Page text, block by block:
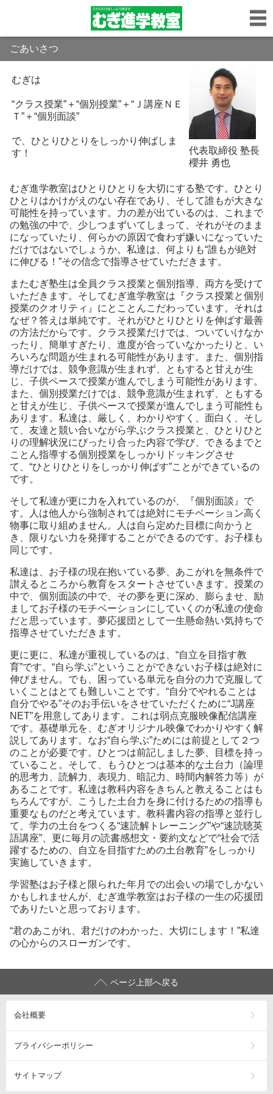
ごあいさつ
むぎは
“クラス授業”＋“個別授業”＋“Ｊ講座ＮＥ
Ｔ”＋“個別面談”
で、ひとりひとりをしっかり伸ばしま
す！
代表取締役 塾長
櫻井 勇也
むぎ進学教室はひとりひとりを大切にする塾です。ひとり
ひとりはかけがえのない存在であり、そして誰もが大きな
可能性を持っています。力の差が出ているのは、これまで
の勉強の中で、少しつまずいてしまって、それがそのまま
になっていたり、何らかの原因で食わず嫌いになっていた
だけではないでしょうか。私達は、何よりも“誰もが絶対
に伸びる！”その信念で指導させていただきます。
またむぎ塾生は全員クラス授業と個別指導、両方を受けて
いただきます。そしてむぎ進学教室は『クラス授業と個別
授業のクオリティ』にとことんこだわっています。それは
なぜ？答えは単純です。それがひとりひとりを伸ばす最善
の方法だからです。クラス授業だけでは、ついていけなか
ったり、簡単すぎたり、進度が合っていなかったりと、い
ろいろな問題が生まれる可能性があります。また、個別指
導だけでは、競争意識が生まれず、ともすると甘えが生
じ、子供ペースで授業が進んでしまう可能性があります。
また、個別授業だけでは、競争意識が生まれず、ともする
と甘えが生じ、子供ペースで授業が進んでしまう可能性も
あります。私達は、厳しく、わかりやすく、面白く、そし
て、友達と競い合いながら学ぶクラス授業と、ひとりひと
りの理解状況にぴったり合った内容で学び、できるまでと
ことん指導する個別授業をしっかりドッキングさせ
て、“ひとりひとりをしっかり伸ばす”ことができているの
です。
そして私達が更に力を入れているのが、『個別面談』で
す。人は他人から強制されては絶対にモチベーション高く
物事に取り組めません。人は自ら定めた目標に向かうと
き、限りない力を発揮することができるのです。お子様も
同じです。
私達は、お子様の現在抱いている夢、あこがれを無条件で
讃えるところから教育をスタートさせていきます。授業の
中で、個別面談の中で、その夢を更に深め、膨らませ、励
ましてお子様のモチベーションにしていくのが私達の使命
だと思っています。夢応援団として一生懸命熱い気持ちで
指導させていただきます。
更に更に、私達が重視しているのは、“自立を目指す教
育”です。“自ら学ぶ”ということができないお子様は絶対に
伸びません。でも、困っている単元を自分の力で克服して
いくことはとても難しいことです。“自分でやれることは
自分でやる”そのお手伝いをさせていただくために“J講座
NET”を用意してあります。これは弱点克服映像配信講座
です。基礎単元を、むぎオリジナル映像でわかりやすく解
説してあります。なお“自ら学ぶ”ためには前提として２つ
のことが必要です。ひとつは前記しました夢、目標を持っ
ていること。そして、もうひとつは基本的な土台力（論理
的思考力、読解力、表現力、暗記力、時間内解答力等）が
あることです。私達は教科内容をきちんと教えることはも
ちろんですが、こうした土台力を身に付けるための指導も
重要なものだと考えています。教科書内容の指導と並行し
て、学力の土台をつくる“速読解トレーニング”や“速読聴英
語講座”、更に毎月の読書感想文・要約文などで“社会で活
躍するための、自立を目指すための土台教育”をしっかり
実施していきます。
学習塾はお子様と限られた年月での出会いの場でしかない
かもしれませんが、むぎ進学教室はお子様の一生の応援団
でありたいと思っております。
“君のあこがれ、君だけのわかった、大切にします！”私達
の心からのスローガンです。
ページ上部へ戻る
会社概要
プライバシーポリシー
サイトマップ